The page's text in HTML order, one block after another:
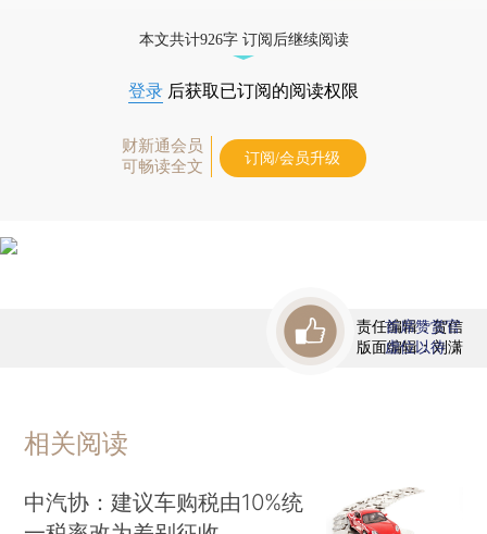
本文共计926字 订阅后继续阅读
登录 后获取已订阅的阅读权限
财新通会员
可畅读全文
订阅/会员升级
责任编辑：贺信
版面编辑：刘潇
首席赞赏官
虚位以待
相关阅读
中汽协：建议车购税由10%统